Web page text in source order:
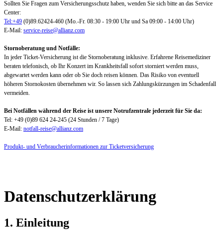
Sollten Sie Fragen zum Versicherungsschutz haben, wenden Sie sich bitte an das Service
Center:
Tel:+49 (0)89.62424-460 (Mo.-Fr. 08:30 - 19:00 Uhr und Sa 09:00 - 14:00 Uhr)
E-Mail: service-reise@allianz.com
Stornoberatung und Notfälle:
In jeder Ticket-Versicherung ist die Stornoberatung inklusive. Erfahrene Reisemediziner
beraten telefonisch, ob Ihr Konzert im Krankheitsfall sofort storniert werden muss,
abgewartet werden kann oder ob Sie doch reisen können. Das Risiko von eventuell
höheren Stornokosten übernehmen wir. So lassen sich Zahlungskürzungen im Schadenfall
vermeiden.
Bei Notfällen während der Reise ist unsere Notrufzentrale jederzeit für Sie da:
Tel: +49 (0)89 624 24-245 (24 Stunden / 7 Tage)
E-Mail: notfall-reise@allianz.com
Produkt- und Verbraucherinformationen zur Ticketversicherung
Datenschutzerklärung
1. Einleitung